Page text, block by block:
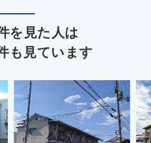
を見た人は
も見ています